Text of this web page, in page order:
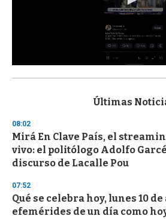
s
d
s
o
f
3
s
e
c
o
Últimas
08:02
Mirá En Clave País, el
vivo: el politólogo Adolfo
discurso de Lacalle Pou
07:52
Qué se celebra hoy, lunes 10 de
efemérides de un día como